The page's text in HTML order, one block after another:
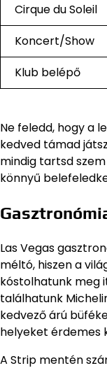
Cirque du Soleil
Koncert/Show
Klub belépő
Ne feledd, hogy a
kedved támad
mindig tartsd
könnyű
Las Vegas
méltó, hiszen a
kóstolhatunk meg
találhatunk
kedvező árú
helyeket érdemes
A Strip mentén